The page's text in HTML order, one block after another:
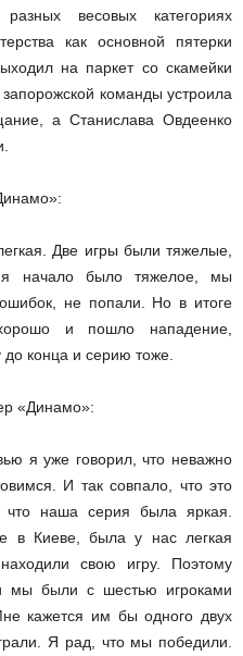
весовых категориях
как основной пятерки
на паркет со скамейки
команды устроила
а Станислава Овдеенко
Две игры были тяжелые,
начало было тяжелое, мы
не попали. Но в итоге
и пошло нападение,
конца и серию тоже.
«Динамо»:
я уже говорил, что неважно
И так совпало, что это
наша серия была яркая.
в Киеве, была у нас легкая
свою игру. Поэтому
мы были с шестью игроками
кажется им бы одного двух
Я рад, что мы победили.